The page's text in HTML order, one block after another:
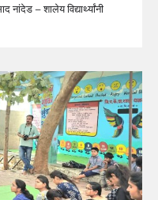
नांदेड – शालेय विद्यार्थ्यांनी